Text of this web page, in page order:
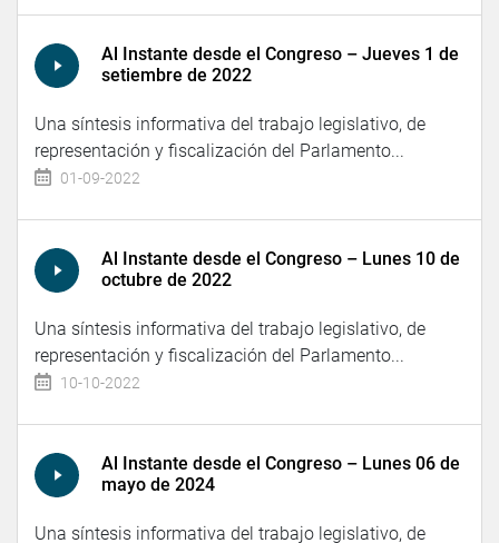
Al Instante desde el Congreso – Jueves 1 de
setiembre de 2022
Una síntesis informativa del trabajo legislativo, de
representación y fiscalización del Parlamento...
01-09-2022
Al Instante desde el Congreso – Lunes 10 de
octubre de 2022
Una síntesis informativa del trabajo legislativo, de
representación y fiscalización del Parlamento...
10-10-2022
Al Instante desde el Congreso – Lunes 06 de
mayo de 2024
Una síntesis informativa del trabajo legislativo, de